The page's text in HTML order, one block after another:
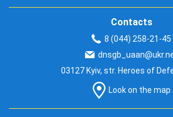
Contacts
8 (044) 258-21-45
03127 Kyiv, str. Heroes of
Look on the map